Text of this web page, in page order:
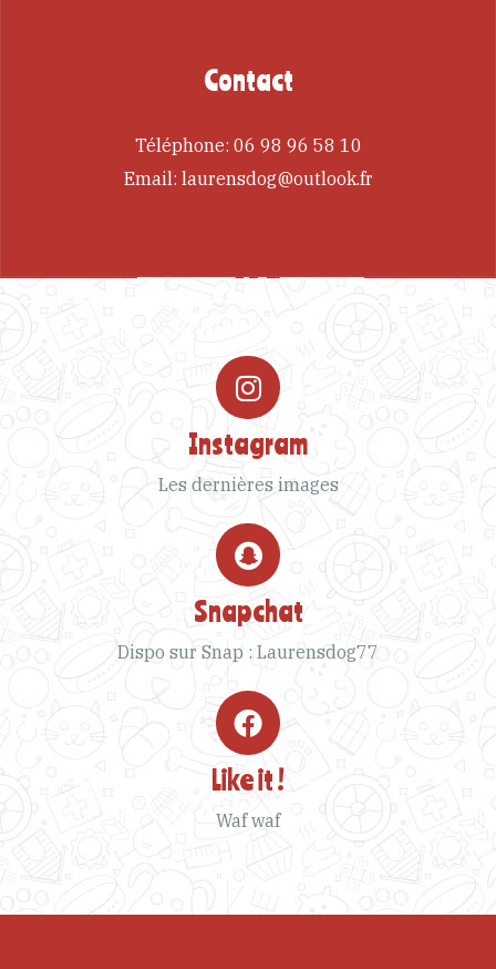
Contact
Téléphone: 06 98 96 58 10
Email: laurensdog@outlook.fr
Instagram
Les dernières images
Snapchat
Dispo sur Snap : Laurensdog77
Like it !
Waf waf